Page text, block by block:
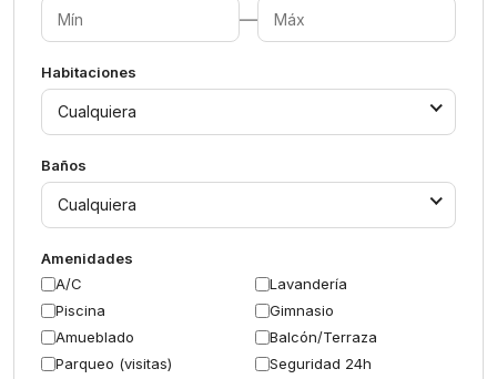
—
Habitaciones
Cualquiera
Baños
Cualquiera
Amenidades
A/C
Lavandería
Piscina
Gimnasio
Amueblado
Balcón/Terraza
Parqueo (visitas)
Seguridad 24h